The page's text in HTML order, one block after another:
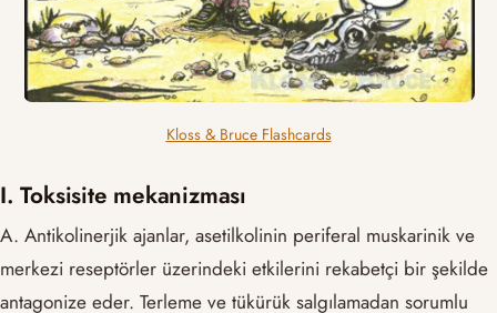
Kloss & Bruce Flashcards
I. Toksisite mekanizması
A. Antikolinerjik ajanlar, asetilkolinin periferal muskarinik ve
merkezi reseptörler üzerindeki etkilerini rekabetçi bir şekilde
antagonize eder. Terleme ve tükürük salgılamadan sorumlu